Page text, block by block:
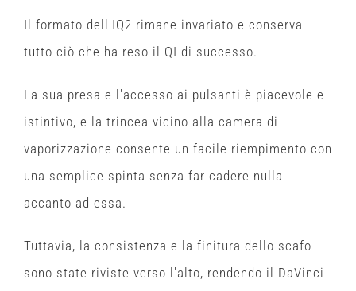
Il formato dell'IQ2 rimane invariato e conserva
tutto ciò che ha reso il QI di successo.
La sua presa e l'accesso ai pulsanti è piacevole e
istintivo, e la trincea vicino alla camera di
vaporizzazione consente un facile riempimento con
una semplice spinta senza far cadere nulla
accanto ad essa.
Tuttavia, la consistenza e la finitura dello scafo
sono state riviste verso l'alto, rendendo il DaVinci